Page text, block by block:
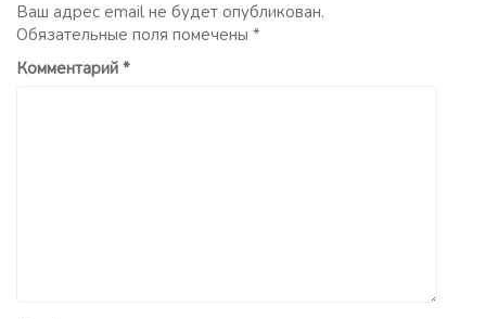
Ваш адрес email не будет опубликован.
Обязательные поля помечены *
Комментарий *